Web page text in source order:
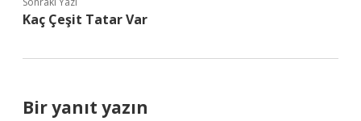
Kaç Çeşit Tatar Var
Bir yanıt yazın